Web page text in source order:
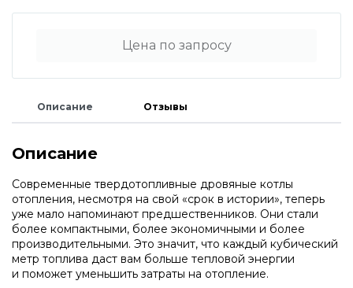
Принадлежности Protherm
Готовые решения Protherm
Baxi
Настенные газовые котлы Baxi
Запчасти для котлов Rinnai
Запчасти Weishaupt
Запчасти для котлов Mizudo
Запчасти Elko
Запчасти Giersch
Цена по запросу
Описание Отзывы
Описание
Современные твердотопливные дровяные котлы
отопления, несмотря на свой «срок в истории», теперь
уже мало напоминают предшественников. Они стали
более компактными, более экономичными и более
производительными. Это значит, что каждый кубический
метр топлива даст вам больше тепловой энергии
и поможет уменьшить затраты на отопление.